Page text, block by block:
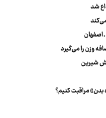
شد
اصفهان
شیرین
بدن» مراقبت کنیم؟